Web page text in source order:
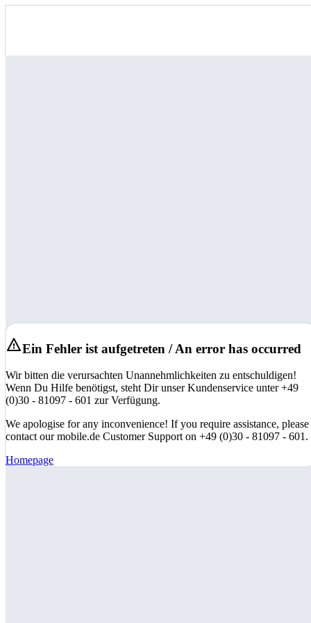
Ein Fehler ist aufgetreten / An error has occurred
Wir bitten die verursachten Unannehmlichkeiten zu entschuldigen!
Wenn Du Hilfe benötigst, steht Dir unser Kundenservice unter +49
(0)30 - 81097 - 601 zur Verfügung.
We apologise for any inconvenience! If you require assistance, please
contact our mobile.de Customer Support on +49 (0)30 - 81097 - 601.
Homepage